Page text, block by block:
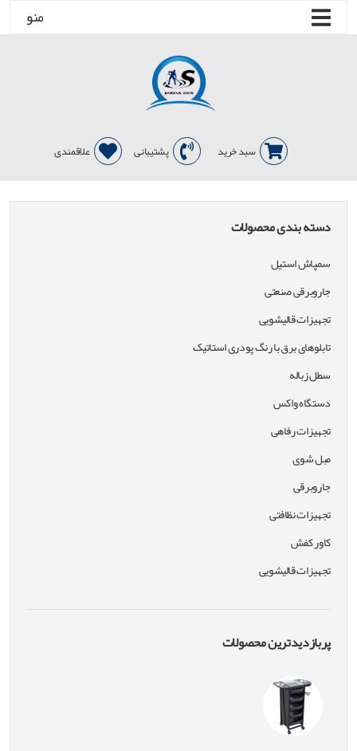
منو
سبد خرید پشتیبانی علاقمندی
دسته بندی محصولات
سمپاش استیل
جاروبرقی صنعتی
تجهیزات قالیشویی
تابلوهای برق با رنگ پودری استاتیک
سطل زباله
دستگاه واکس
تجهیزات رفاهی
مبل شوی
جاروبرقی
تجهیزات نظافتی
کاور کفش
تجهیزات قالیشویی
پربازدیدترین محصولات